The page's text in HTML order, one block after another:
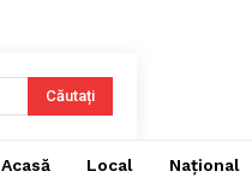
Căutați
Acasă Local Național